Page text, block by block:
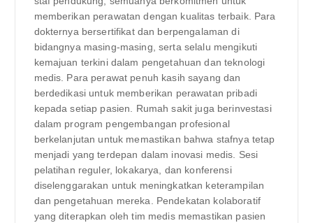
memberikan perawatan dengan kualitas terbaik. Para
dokternya bersertifikat dan berpengalaman di
bidangnya masing-masing, serta selalu mengikuti
kemajuan terkini dalam pengetahuan dan teknologi
medis. Para perawat penuh kasih sayang dan
berdedikasi untuk memberikan perawatan pribadi
kepada setiap pasien. Rumah sakit juga berinvestasi
dalam program pengembangan profesional
berkelanjutan untuk memastikan bahwa stafnya tetap
menjadi yang terdepan dalam inovasi medis. Sesi
pelatihan reguler, lokakarya, dan konferensi
diselenggarakan untuk meningkatkan keterampilan
dan pengetahuan mereka. Pendekatan kolaboratif
yang diterapkan oleh tim medis memastikan pasien